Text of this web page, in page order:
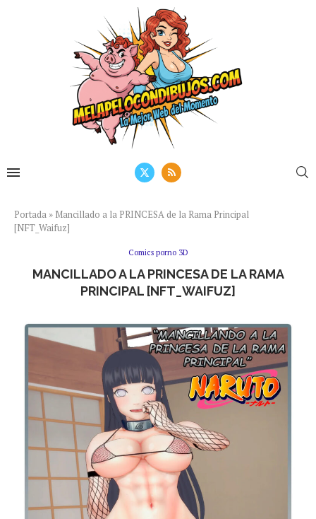
Portada » Mancillado a la PRINCESA de la Rama Principal
[NFT_Waifuz]
Comics porno 3D
MANCILLADO A LA PRINCESA DE LA RAMA
PRINCIPAL [NFT_WAIFUZ]